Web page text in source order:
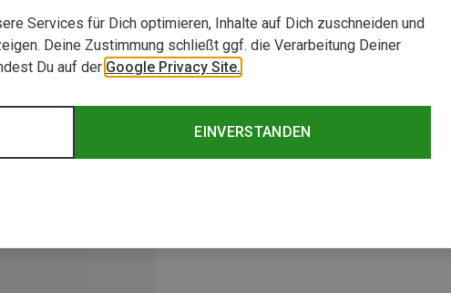
Services für Dich optimieren, Inhalte auf Dich zuschneiden und
Deine Zustimmung schließt ggf. die Verarbeitung Deiner
Du auf der Google Privacy Site.
EINVERSTANDEN